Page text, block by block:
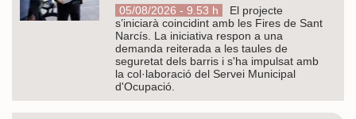
05/08/2026 - 9.53 h
El projecte
s’iniciarà coincidint amb les Fires de Sant
Narcís. La iniciativa respon a una
demanda reiterada a les taules de
seguretat dels barris i s'ha impulsat amb
la col·laboració del Servei Municipal
d'Ocupació.